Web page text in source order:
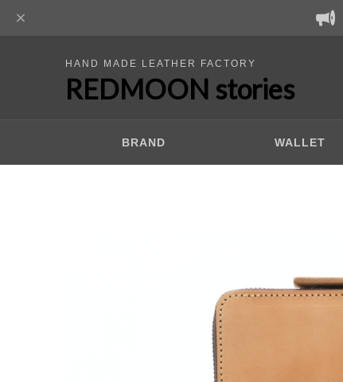
HAND MADE LEATHER FACTORY
REDMOON stories
BRAND WALLET